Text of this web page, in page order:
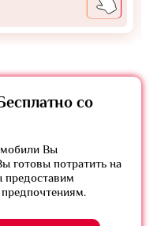
со
Вы
готовы потратить на
предоставим